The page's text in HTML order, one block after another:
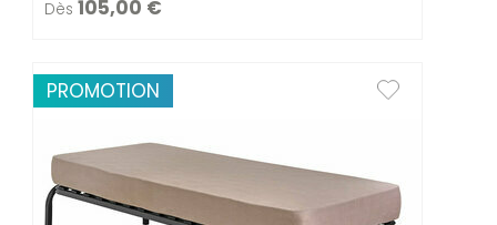
Dès 105,00
PROMOTION